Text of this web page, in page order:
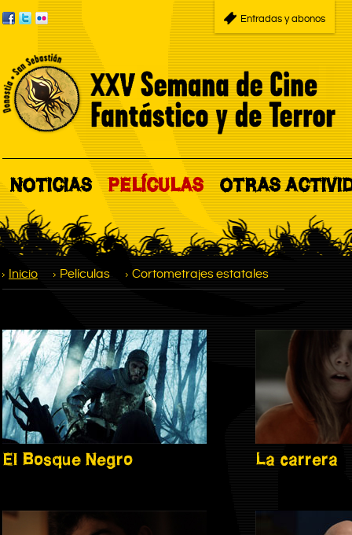
Entradas y abonos
NOTICIAS PELÍCULAS OTRAS
Inicio Películas Cortometrajes estatales
El Bosque Negro La carrera